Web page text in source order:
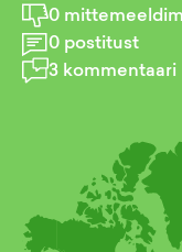
0
0 postitust
3 kommentaari